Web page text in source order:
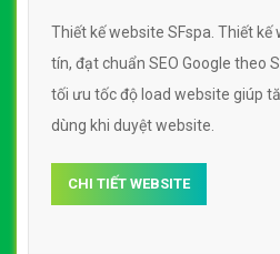
Thiết kế website SFspa. Thiết kế
tín, đạt chuẩn SEO Google theo
tối ưu tốc độ load website giúp
dùng khi duyệt website.
CHI TIẾT WEBSITE